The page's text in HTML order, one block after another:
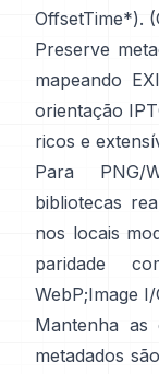
OffsetTime*). (
Preserve
mapeando
orientação
ricos e
Para PNG/
bibliotecas
nos locais
paridade
WebP;Image I/
Mantenha as
metadados